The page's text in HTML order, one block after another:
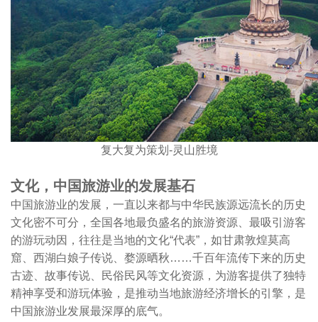
复大复为策划-灵山胜境
文化，中国旅游业的发展基石
中国旅游业的发展，一直以来都与中华民族源远流长的历史
文化密不可分，全国各地最负盛名的旅游资源、最吸引游客
的游玩动因，往往是当地的文化“代表”，如甘肃敦煌莫高
窟、西湖白娘子传说、婺源晒秋……千百年流传下来的历史
古迹、故事传说、民俗民风等文化资源，为游客提供了独特
精神享受和游玩体验，是推动当地旅游经济增长的引擎，是
中国旅游业发展最深厚的底气。